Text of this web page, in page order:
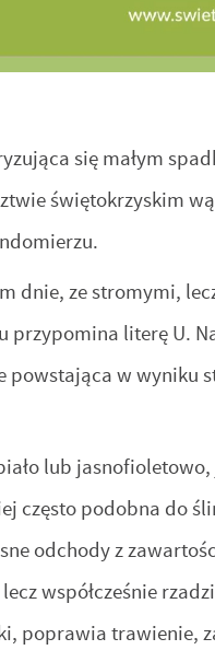
się małym
świętokrzyskim
dnie, ze stromymi,
przypomina literę U.
w wyniku
lub
często podobna do
odchody z
współcześnie
poprawia trawienie,